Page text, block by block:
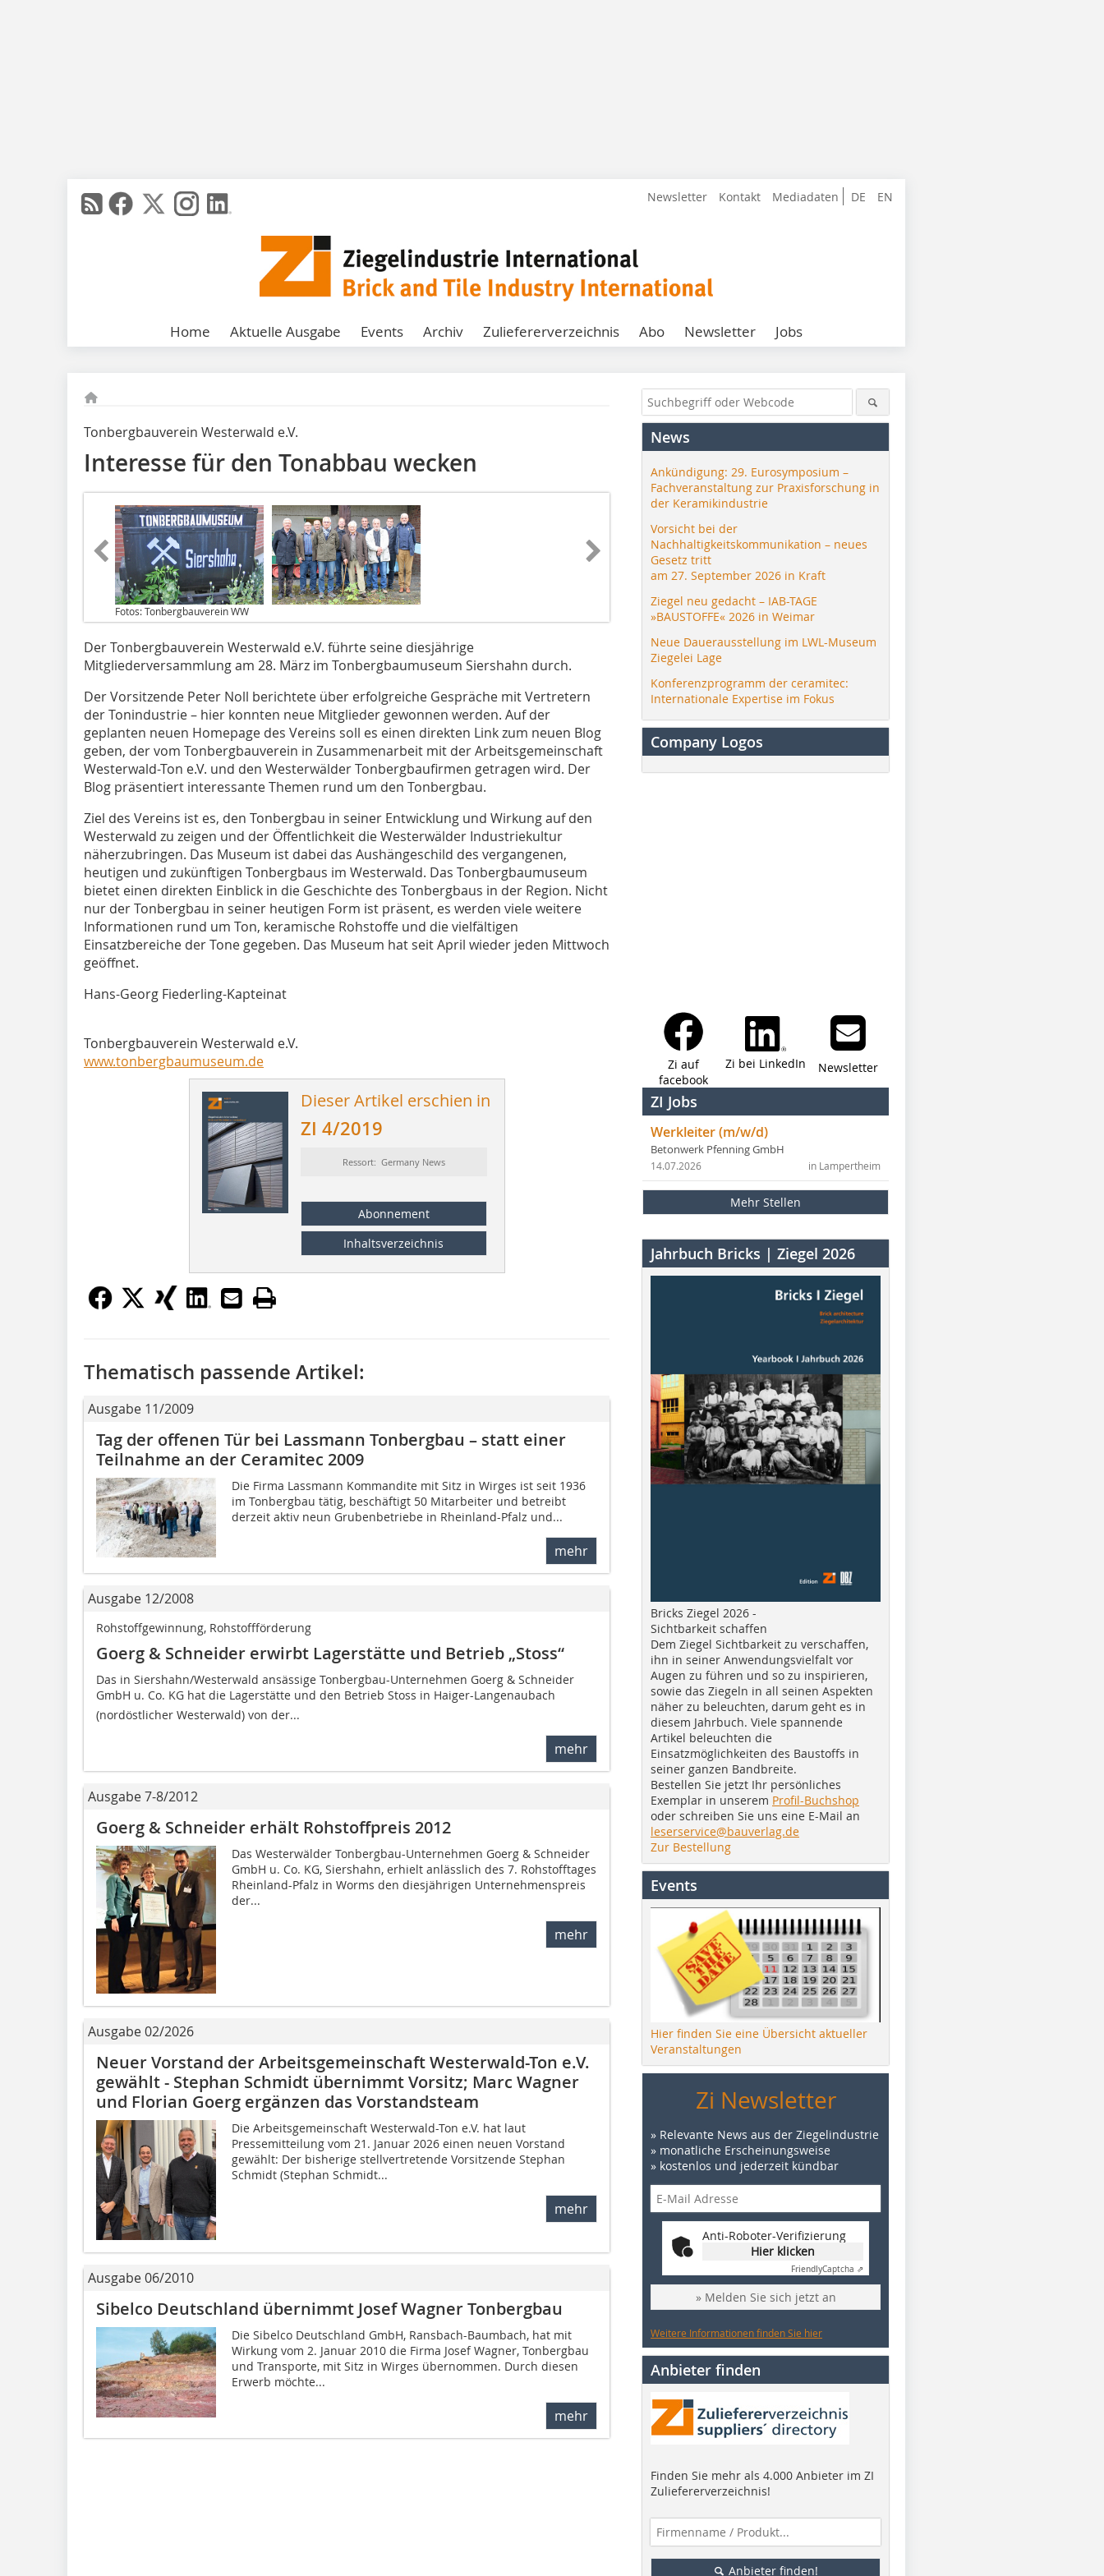
DE EN
Newsletter Kontakt Mediadaten
Home Aktuelle Ausgabe Events Archiv Zuliefererverzeichnis Abo Newsletter Jobs
Tonbergbauverein Westerwald e.V.
Interesse für den Tonabbau wecken
Fotos: Tonbergbauverein WW
Der Tonbergbauverein Westerwald e.V. führte seine diesjährige
Mitgliederversammlung am 28. März im Tonbergbaumuseum Siershahn durch.
Der Vorsitzende Peter Noll berichtete über erfolgreiche Gespräche mit Vertretern
der Tonindustrie – hier konnten neue Mitglieder gewonnen werden. Auf der
geplanten neuen Homepage des Vereins soll es einen direkten Link zum neuen Blog
geben, der vom Tonbergbauverein in Zusammenarbeit mit der Arbeitsgemeinschaft
Westerwald-Ton e.V. und den Westerwälder Tonbergbaufirmen getragen wird. Der
Blog präsentiert interessante Themen rund um den Tonbergbau.
Ziel des Vereins ist es, den Tonbergbau in seiner Entwicklung und Wirkung auf den
Westerwald zu zeigen und der Öffentlichkeit die Westerwälder Industriekultur
näherzubringen. Das Museum ist dabei das Aushängeschild des vergangenen,
heutigen und zukünftigen Tonbergbaus im Westerwald. Das Tonbergbaumuseum
bietet einen direkten Einblick in die Geschichte des Tonbergbaus in der Region. Nicht
nur der Tonbergbau in seiner heutigen Form ist präsent, es werden viele weitere
Informationen rund um Ton, keramische Rohstoffe und die vielfältigen
Einsatzbereiche der Tone gegeben. Das Museum hat seit April wieder jeden Mittwoch
geöffnet.
Hans-Georg Fiederling-Kapteinat
Tonbergbauverein Westerwald e.V.
www.tonbergbaumuseum.de
Dieser Artikel erschien in
ZI 4/2019
Ressort: Germany News
Abonnement
Inhaltsverzeichnis
Thematisch passende Artikel:
Ausgabe 11/2009
Tag der offenen Tür bei Lassmann Tonbergbau – statt einer
Teilnahme an der Ceramitec 2009
Die Firma Lassmann Kommandite mit Sitz in Wirges ist seit 1936
im Tonbergbau tätig, beschäftigt 50 Mitarbeiter und betreibt
derzeit aktiv neun Grubenbetriebe in Rheinland-Pfalz und...
mehr
Ausgabe 12/2008
Rohstoffgewinnung, Rohstoffförderung
Goerg & Schneider erwirbt Lagerstätte und Betrieb „Stoss“
Das in Siershahn/Westerwald ansässige Tonbergbau-Unternehmen Goerg & Schneider
GmbH u. Co. KG hat die Lagerstätte und den Betrieb Stoss in Haiger-Langenaubach
(nordöstlicher Westerwald) von der...
mehr
Ausgabe 7-8/2012
Goerg & Schneider erhält Rohstoffpreis 2012
Das Westerwälder Tonbergbau-Unternehmen Goerg & Schneider
GmbH u. Co. KG, Siershahn, erhielt anlässlich des 7. Rohstofftages
Rheinland-Pfalz in Worms den diesjährigen Unternehmenspreis
der...
mehr
Ausgabe 02/2026
Neuer Vorstand der Arbeitsgemeinschaft Westerwald-Ton e.V.
gewählt - Stephan Schmidt übernimmt Vorsitz; Marc Wagner
und Florian Goerg ergänzen das Vorstandsteam
Die Arbeitsgemeinschaft Westerwald-Ton e.V. hat laut
Pressemitteilung vom 21. Januar 2026 einen neuen Vorstand
gewählt: Der bisherige stellvertretende Vorsitzende Stephan
Schmidt (Stephan Schmidt...
mehr
Ausgabe 06/2010
Sibelco Deutschland übernimmt Josef Wagner Tonbergbau
Die Sibelco Deutschland GmbH, Ransbach-Baumbach, hat mit
Wirkung vom 2. Januar 2010 die Firma Josef Wagner, Tonbergbau
und Transporte, mit Sitz in Wirges übernommen. Durch diesen
Erwerb möchte...
mehr
News
Ankündigung: 29. Eurosymposium –
Fachveranstaltung zur Praxisforschung in
der Keramikindustrie
Vorsicht bei der
Nachhaltigkeitskommunikation – neues
Gesetz tritt
am 27. September 2026 in Kraft
Ziegel neu gedacht – IAB-TAGE
»BAUSTOFFE« 2026 in Weimar
Neue Dauerausstellung im LWL-Museum
Ziegelei Lage
Konferenzprogramm der ceramitec:
Internationale Expertise im Fokus
Company Logos
Zi auf
facebook
Zi bei LinkedIn Newsletter
ZI Jobs
Werkleiter (m/w/d)
Betonwerk Pfenning GmbH
in Lampertheim
14.07.2026
Mehr Stellen
Jahrbuch Bricks | Ziegel 2026
Bricks Ziegel 2026 -
Sichtbarkeit schaffen
Dem Ziegel Sichtbarkeit zu verschaffen,
ihn in seiner Anwendungsvielfalt vor
Augen zu führen und so zu inspirieren,
sowie das Ziegeln in all seinen Aspekten
näher zu beleuchten, darum geht es in
diesem Jahrbuch. Viele spannende
Artikel beleuchten die
Einsatzmöglichkeiten des Baustoffs in
seiner ganzen Bandbreite.
Bestellen Sie jetzt Ihr persönliches
Exemplar in unserem Profil-Buchshop
oder schreiben Sie uns eine E-Mail an
leserservice@bauverlag.de
Zur Bestellung
Events
Hier finden Sie eine Übersicht aktueller
Veranstaltungen
Zi Newsletter
» Relevante News aus der Ziegelindustrie
» monatliche Erscheinungsweise
» kostenlos und jederzeit kündbar
Anti-Roboter-Verifizierung
Hier klicken
FriendlyCaptcha ⇗
» Melden Sie sich jetzt an
Weitere Informationen finden Sie hier
Anbieter finden
Finden Sie mehr als 4.000 Anbieter im ZI
Zuliefererverzeichnis!
Anbieter finden!